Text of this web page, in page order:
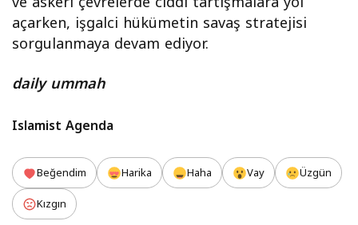
açarken, işgalci hükümetin savaş stratejisi
sorgulanmaya devam ediyor.
daily ummah
Islamist Agenda
Beğendim Harika Haha Vay
Üzgün
Kızgın